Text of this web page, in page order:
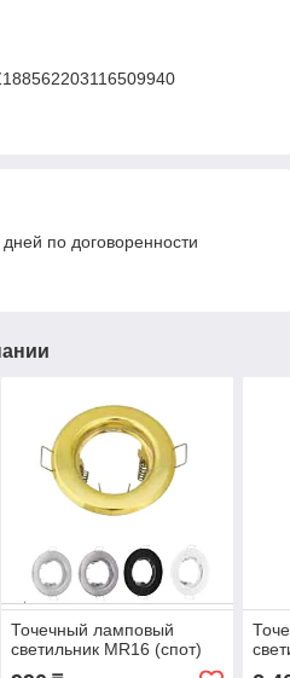
по договоренности
Точечный ламповый
светильник MR16 (спот)